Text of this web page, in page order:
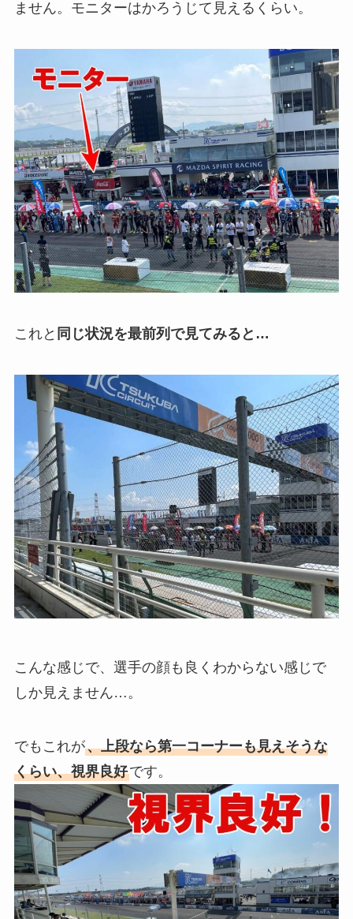
ません。モニターはかろうじて見えるくらい。
これと 同じ状況を最前列で見てみると…
こんな感じで、選手の顔も良くわからない感じで
しか見えません…。
でもこれが、上段なら第一コーナーも見えそうな
くらい、視界良好です。